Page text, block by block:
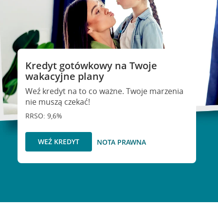
Kredyt gotówkowy na Twoje
wakacyjne plany
Weź kredyt na to co ważne. Twoje marzenia
nie muszą czekać!
RRSO: 9,6%
WEŹ KREDYT NOTA PRAWNA